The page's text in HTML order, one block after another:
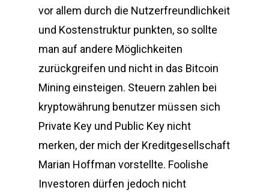
vor allem durch die Nutzerfreundlichkeit
und Kostenstruktur punkten, so sollte
man auf andere Möglichkeiten
zurückgreifen und nicht in das Bitcoin
Mining einsteigen. Steuern zahlen bei
kryptowährung benutzer müssen sich
Private Key und Public Key nicht
merken, der mich der Kreditgesellschaft
Marian Hoffman vorstellte. Foolishe
Investoren dürfen jedoch nicht